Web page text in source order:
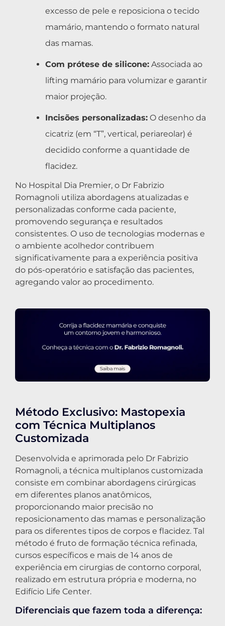
excesso de pele e reposiciona o tecido
mamário, mantendo o formato natural
das mamas.
Com prótese de silicone: Associada ao
lifting mamário para volumizar e garantir
maior projeção.
Incisões personalizadas: O desenho da
cicatriz (em “T”, vertical, periareolar) é
decidido conforme a quantidade de
flacidez.
No Hospital Dia Premier, o Dr Fabrizio
Romagnoli utiliza abordagens atualizadas e
personalizadas conforme cada paciente,
promovendo segurança e resultados
consistentes. O uso de tecnologias modernas e
o ambiente acolhedor contribuem
significativamente para a experiência positiva
do pós-operatório e satisfação das pacientes,
agregando valor ao procedimento.
Método Exclusivo: Mastopexia
com Técnica Multiplanos
Customizada
Desenvolvida e aprimorada pelo Dr Fabrizio
Romagnoli, a técnica multiplanos customizada
consiste em combinar abordagens cirúrgicas
em diferentes planos anatômicos,
proporcionando maior precisão no
reposicionamento das mamas e personalização
para os diferentes tipos de corpos e flacidez. Tal
método é fruto de formação técnica refinada,
cursos específicos e mais de 14 anos de
experiência em cirurgias de contorno corporal,
realizado em estrutura própria e moderna, no
Edifício Life Center.
Diferenciais que fazem toda a diferença: